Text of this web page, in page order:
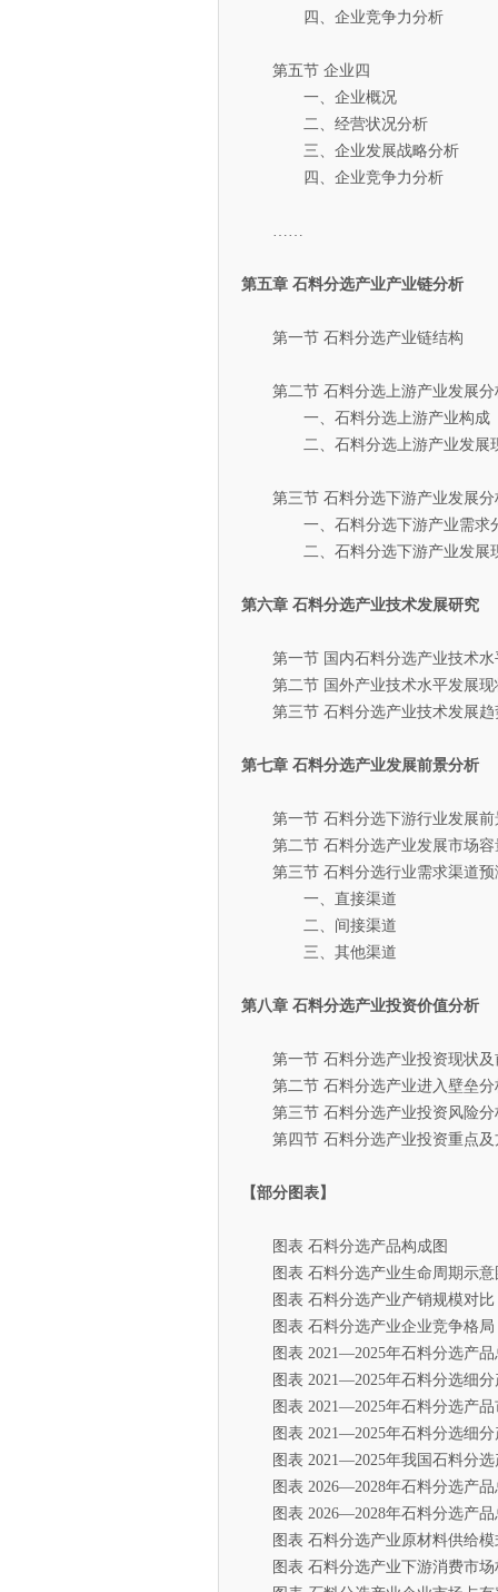
四、企业竞争力分析
第五节 企业四
一、企业概况
二、经营状况分析
三、企业发展战略分析
四、企业竞争力分析
……
第五章 石料分选产业产业链分析
第一节 石料分选产业链结构
第二节 石料分选上游产业发展分
一、石料分选上游产业构成
二、石料分选上游产业发展
第三节 石料分选下游产业发展分
一、石料分选下游产业需求
二、石料分选下游产业发展
第六章 石料分选产业技术发展研究
第一节 国内石料分选产业技术水
第二节 国外产业技术水平发展现
第三节 石料分选产业技术发展趋
第七章 石料分选产业发展前景分析
第一节 石料分选下游行业发展前
第二节 石料分选产业发展市场容
第三节 石料分选行业需求渠道预
一、直接渠道
二、间接渠道
三、其他渠道
第八章 石料分选产业投资价值分析
第一节 石料分选产业投资现状及
第二节 石料分选产业进入壁垒分
第三节 石料分选产业投资风险分
第四节 石料分选产业投资重点及
【部分图表】
图表 石料分选产品构成图
图表 石料分选产业生命周期示意
图表 石料分选产业产销规模对比
图表 石料分选产业企业竞争格局
图表 2021—2025年石料分选产品
图表 2021—2025年石料分选细分
图表 2021—2025年石料分选产品
图表 2021—2025年石料分选细分
图表 2021—2025年我国石料分选
图表 2026—2028年石料分选产品
图表 2026—2028年石料分选产品
图表 石料分选产业原材料供给模
图表 石料分选产业下游消费市场